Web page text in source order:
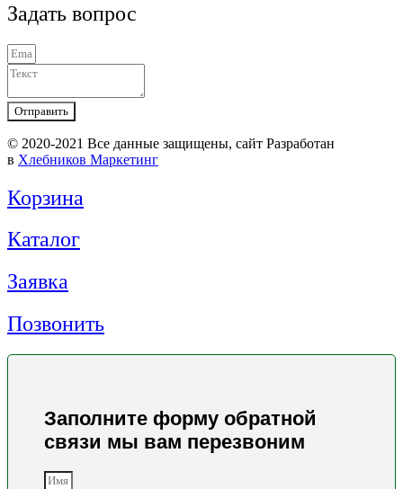
Задать вопрос
Отправить
© 2020-2021 Вcе данные защищены, сайт Разработан
в Хлебников Маркетинг
Корзина
Каталог
Заявка
Позвонить
Заполните форму обратной
связи мы вам перезвоним